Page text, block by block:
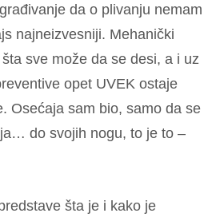
da o plivanju nemam
najneizvesniji. Mehanički
sve može da se desi, a i uz
opet UVEK ostaje
Osećaja sam bio, samo da se
do svojih nogu, to je to –
šta je i kako je